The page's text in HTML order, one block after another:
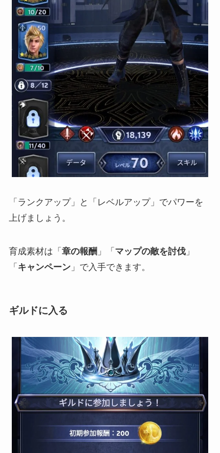
「ランクアップ」と「レベルアップ」でパワーを
上げましょう。
育成素材は「 章の報酬 」「 マップの敵を討伐」
「 キャンペーン」で入手できます。
ギルドに入る